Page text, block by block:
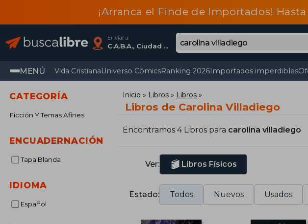
¡Arranca el Finde de Importados!
Enviar a
C.A.B.A., Ciudad Autónoma De Buenos Aires
MENÚ Vida CristianaUniverso CómicsRanking 2026Importados imperdibles
CATEGORÍA
Ficción Y Temas Afines
ENCUADERNACIÓN
Tapa Blanda
IDIOMA
Español
Inicio Libros Libros
Libros de Carolina Villadiego
Encontramos 4 Libros para carolina villadiego
Ver: Libros Físicos
Estado: Todos Nuevos Usados